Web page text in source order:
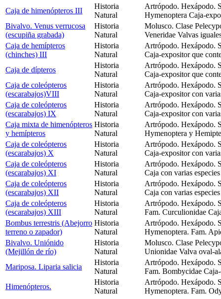
Caja de himenópteros III
Historia
Natural
Artrópodo. Hexápodo.
Hymenoptera Caja-
Bivalvo. Venus verrucosa
(escupiña grabada)
Historia
Natural
Molusco. Clase
Veneridae Valvas
Caja de hemípteros
(chinches) III
Historia
Natural
Artrópodo. Hexápodo.
Caja-expositor que
Caja de dípteros
Historia
Natural
Artrópodo. Hexápodo.
Caja-expositor que
Caja de coleópteros
(escarabajos)VIII
Historia
Natural
Artrópodo. Hexápodo.
Caja-expositor con
Caja de coleópteros
(escarabajos) IX
Historia
Natural
Artrópodo. Hexápodo.
Caja-expositor con
Caja mixta de himenópteros
y hemípteros
Historia
Natural
Artrópodo. Hexápodo.
Hymenoptera y
Caja de coleópteros
(escarabajos) X
Historia
Natural
Artrópodo. Hexápodo.
Caja-expositor con
Caja de coleópteros
(escarabajos) XI
Historia
Natural
Artrópodo. Hexápodo.
Caja con varias
Caja de coleópteros
(escarabajos) XII
Historia
Natural
Artrópodo. Hexápodo.
Caja con varias
Caja de coleópteros
(escarabajos) XIII
Historia
Natural
Artrópodo. Hexápodo.
Fam. Curculionidae
Bombus terrestris (Abejorro
terreno o zapador)
Historia
Natural
Artrópodo. Hexápodo.
Hymenoptera. Fam.
Bivalvo. Uniónido
(Mejillón de río)
Historia
Natural
Molusco. Clase
Unionidae Valva oval-
Mariposa. Liparia salicia
Historia
Natural
Artrópodo. Hexápodo.
Fam. Bombycidae
Himenópteros.
Historia
Natural
Artrópodo. Hexápodo.
Hymenoptera. Fam.